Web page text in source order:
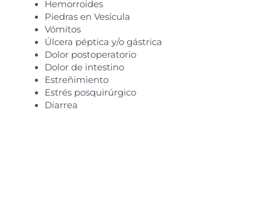
Hemorroides
Piedras en Vesícula
Vómitos
Úlcera péptica y/o gástrica
Dolor postoperatorio
Dolor de intestino
Estreñimiento
Estrés posquirúrgico
Diarrea